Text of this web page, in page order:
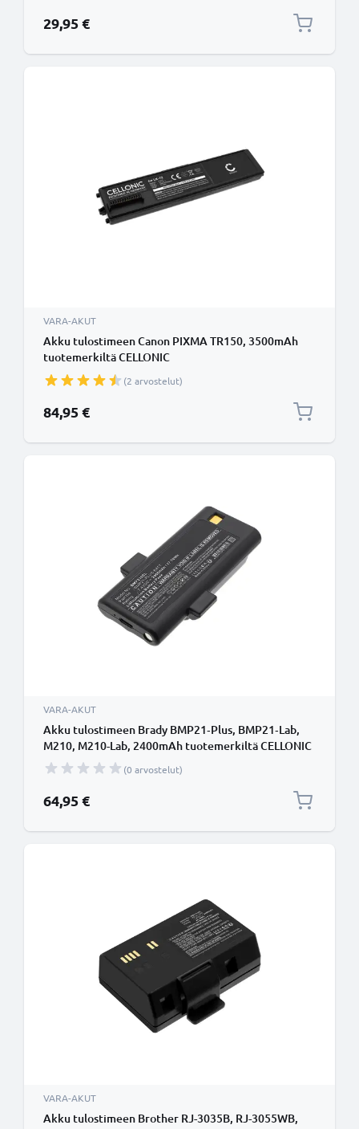
29,95 €
VARA-AKUT
Akku tulostimeen Canon PIXMA TR150, 3500mAh
tuotemerkiltä CELLONIC
(2 arvostelut)
84,95 €
VARA-AKUT
Akku tulostimeen Brady BMP21‑Plus, BMP21‑Lab,
M210, M210-Lab, 2400mAh tuotemerkiltä CELLONIC
(0 arvostelut)
64,95 €
VARA-AKUT
Akku tulostimeen Brother RJ-3035B, RJ-3055WB,